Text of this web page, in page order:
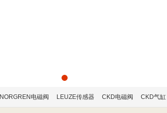
NORGREN电磁阀 LEUZE传感器 CKD电磁阀 CKD气缸